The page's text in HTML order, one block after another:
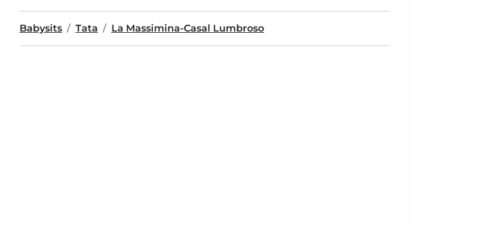
Babysits Tata La Massimina-Casal Lumbroso